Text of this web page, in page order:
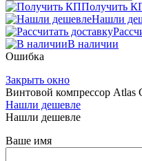
Получить
Нашли
В наличии
Ошибка
Закрыть окно
Винтовой компрессор Atlas
Нашли дешевле
Нашли дешевле
Ваше имя